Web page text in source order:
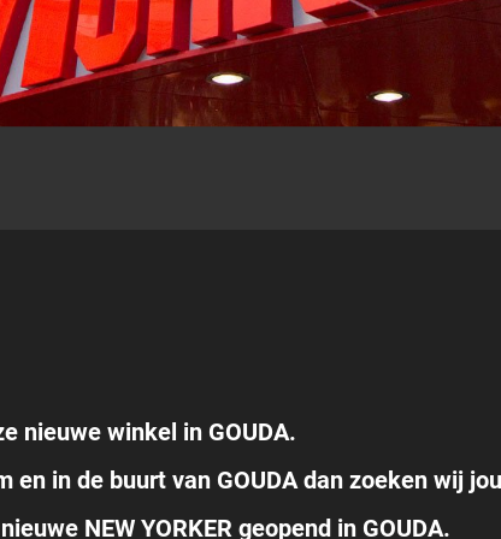
nieuwe winkel in GOUDA.
en in de buurt van GOUDA dan zoeken wij
NEW YORKER geopend in GOUDA.